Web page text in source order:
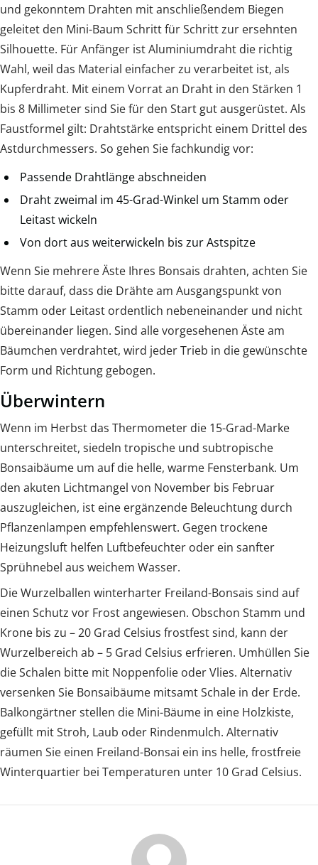
und gekonntem Drahten mit anschließendem Biegen
geleitet den Mini-Baum Schritt für Schritt zur ersehnten
Silhouette. Für Anfänger ist Aluminiumdraht die richtig
Wahl, weil das Material einfacher zu verarbeitet ist, als
Kupferdraht. Mit einem Vorrat an Draht in den Stärken 1
bis 8 Millimeter sind Sie für den Start gut ausgerüstet. Als
Faustformel gilt: Drahtstärke entspricht einem Drittel des
Astdurchmessers. So gehen Sie fachkundig vor:
Passende Drahtlänge abschneiden
Draht zweimal im 45-Grad-Winkel um Stamm oder
Leitast wickeln
Von dort aus weiterwickeln bis zur Astspitze
Wenn Sie mehrere Äste Ihres Bonsais drahten, achten Sie
bitte darauf, dass die Drähte am Ausgangspunkt von
Stamm oder Leitast ordentlich nebeneinander und nicht
übereinander liegen. Sind alle vorgesehenen Äste am
Bäumchen verdrahtet, wird jeder Trieb in die gewünschte
Form und Richtung gebogen.
Überwintern
Wenn im Herbst das Thermometer die 15-Grad-Marke
unterschreitet, siedeln tropische und subtropische
Bonsaibäume um auf die helle, warme Fensterbank. Um
den akuten Lichtmangel von November bis Februar
auszugleichen, ist eine ergänzende Beleuchtung durch
Pflanzenlampen empfehlenswert. Gegen trockene
Heizungsluft helfen Luftbefeuchter oder ein sanfter
Sprühnebel aus weichem Wasser.
Die Wurzelballen winterharter Freiland-Bonsais sind auf
einen Schutz vor Frost angewiesen. Obschon Stamm und
Krone bis zu – 20 Grad Celsius frostfest sind, kann der
Wurzelbereich ab – 5 Grad Celsius erfrieren. Umhüllen Sie
die Schalen bitte mit Noppenfolie oder Vlies. Alternativ
versenken Sie Bonsaibäume mitsamt Schale in der Erde.
Balkongärtner stellen die Mini-Bäume in eine Holzkiste,
gefüllt mit Stroh, Laub oder Rindenmulch. Alternativ
räumen Sie einen Freiland-Bonsai ein ins helle, frostfreie
Winterquartier bei Temperaturen unter 10 Grad Celsius.